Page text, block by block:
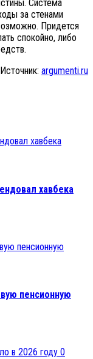
Система
за стенами
Придется
спокойно, либо
Источник: argumenti.ru
хавбека
пенсионную
0